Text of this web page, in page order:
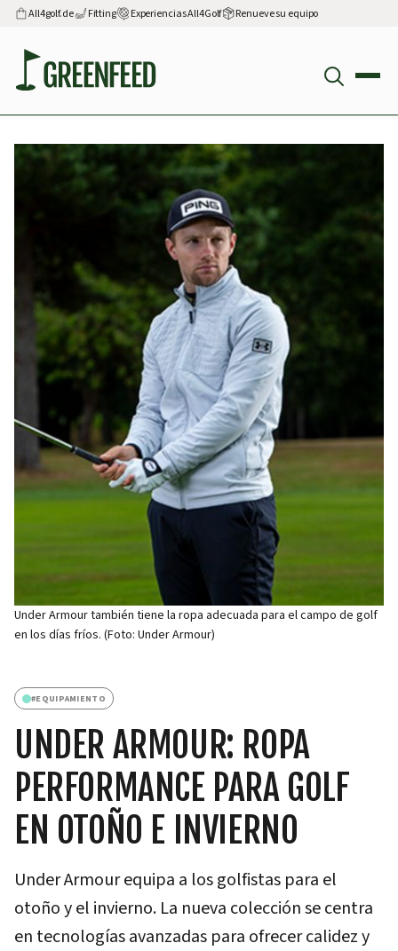
All4golf.de Fitting Experiencias All4Golf Renueve su equipo
Under Armour también tiene la ropa adecuada para el campo de golf
en los días fríos. (Foto: Under Armour)
#EQUIPAMIENTO
UNDER ARMOUR: ROPA
PERFORMANCE PARA GOLF
EN OTOÑO E INVIERNO
Under Armour equipa a los golfistas para el
otoño y el invierno. La nueva colección se centra
en tecnologías avanzadas para ofrecer calidez y